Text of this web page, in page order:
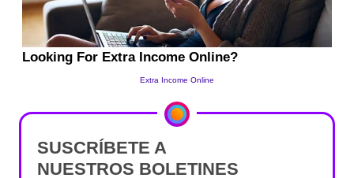
SUSCRÍBETE A
NUESTROS BOLETINES